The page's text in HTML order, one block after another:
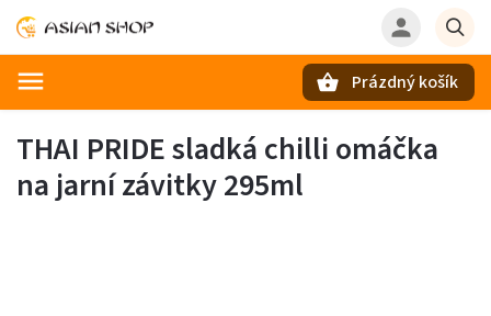
Prázdný košík
THAI PRIDE sladká chilli omáčka
na jarní závitky 295ml